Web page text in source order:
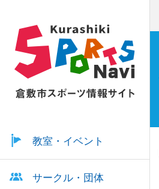
教室・イベント
サークル・団体